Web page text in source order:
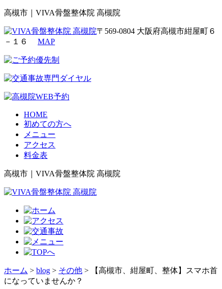
高槻市｜VIVA骨盤整体院 高槻院
〒569-0804 大阪府高槻市紺屋町６
－１６ MAP
HOME
初めての方へ
メニュー
アクセス
料金表
高槻市｜VIVA骨盤整体院 高槻院
ホーム > blog > その他 >
【高槻市、紺屋町、整体】スマホ首
になっていませんか？